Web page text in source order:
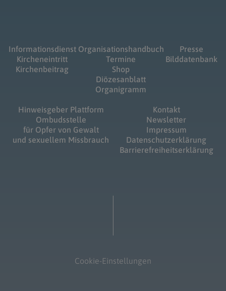
Informationsdienst
Kircheneintritt
Kirchenbeitrag
Organisationshandbuch
Termine
Shop
Diözesanblatt
Organigramm
Presse
Bilddatenbank
Hinweisgeber Plattform
Ombudsstelle
für Opfer von Gewalt
und sexuellem Missbrauch
Kontakt
Newsletter
Impressum
Datenschutzerklärung
Barrierefreiheitserklärung
Cookie-Einstellungen